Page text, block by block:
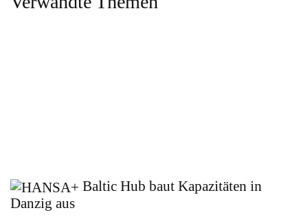
Baltic Hub baut Kapazitäten in
Danzig aus